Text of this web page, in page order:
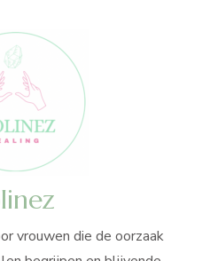
vrouwen die de oorzaak